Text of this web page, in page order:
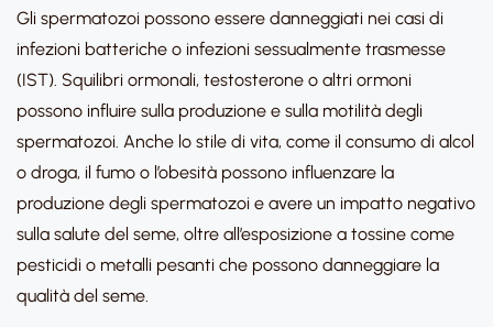
Gli spermatozoi possono essere danneggiati nei casi di
infezioni batteriche o infezioni sessualmente trasmesse
(IST). Squilibri ormonali, testosterone o altri ormoni
possono influire sulla produzione e sulla motilità degli
spermatozoi. Anche lo stile di vita, come il consumo di alcol
o droga, il fumo o l’obesità possono influenzare la
produzione degli spermatozoi e avere un impatto negativo
sulla salute del seme, oltre all’esposizione a tossine come
pesticidi o metalli pesanti che possono danneggiare la
qualità del seme.